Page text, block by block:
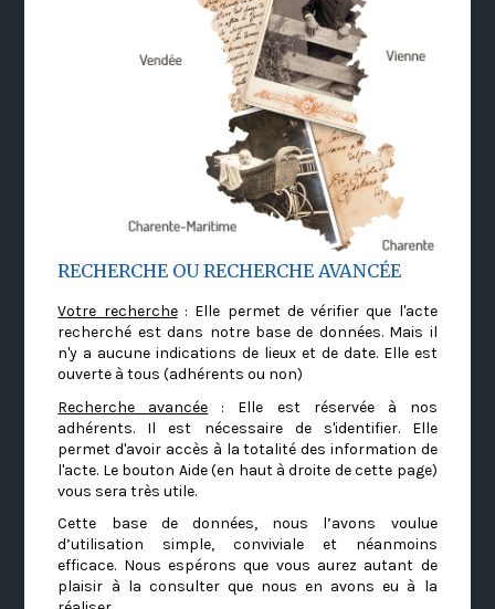
RECHERCHE OU RECHERCHE AVANCÉE
Votre recherche: Elle permet de vérifier que l'acte
recherché est dans notre base de données. Mais il
n'y a aucune indications de lieux et de date. Elle est
ouverte à tous (adhérents ou non)
Recherche avancée : Elle est réservée à nos
adhérents. Il est nécessaire de s'identifier. Elle
permet d'avoir accès à la totalité des information de
l'acte. Le bouton Aide (en haut à droite de cette page)
vous sera très utile.
Cette base de données, nous l’avons voulue
d’utilisation simple, conviviale et néanmoins
efficace. Nous espérons que vous aurez autant de
plaisir à la consulter que nous en avons eu à la